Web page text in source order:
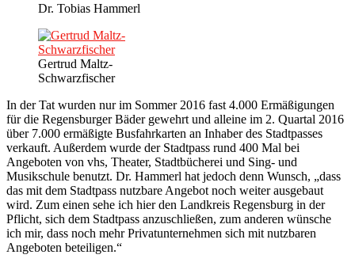
Dr. Tobias Hammerl
Gertrud Maltz-
Schwarzfischer
In der Tat wurden nur im Sommer 2016 fast 4.000 Ermäßigungen
für die Regensburger Bäder gewehrt und alleine im 2. Quartal 2016
über 7.000 ermäßigte Busfahrkarten an Inhaber des Stadtpasses
verkauft. Außerdem wurde der Stadtpass rund 400 Mal bei
Angeboten von vhs, Theater, Stadtbücherei und Sing- und
Musikschule benutzt. Dr. Hammerl hat jedoch denn Wunsch, „dass
das mit dem Stadtpass nutzbare Angebot noch weiter ausgebaut
wird. Zum einen sehe ich hier den Landkreis Regensburg in der
Pflicht, sich dem Stadtpass anzuschließen, zum anderen wünsche
ich mir, dass noch mehr Privatunternehmen sich mit nutzbaren
Angeboten beteiligen.“